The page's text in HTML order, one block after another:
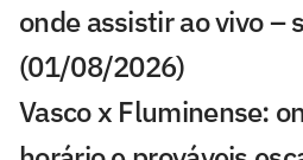
onde assistir ao vivo –
(01/08/2026)
Vasco x Fluminense: